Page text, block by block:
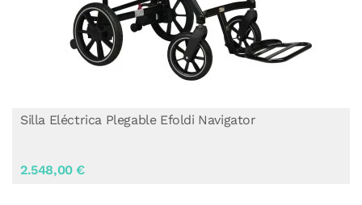
Silla Eléctrica Plegable Efoldi Navigator
2.548,00 €